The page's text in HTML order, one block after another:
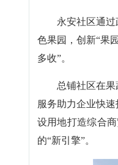
永安社区通
色果园，创新“果
多收”。
总铺社区在
服务助力企业快
设用地打造综合
的“新引擎”。